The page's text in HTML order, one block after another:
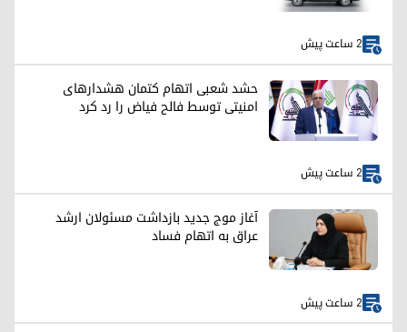
2 ساعت پیش
حشد شعبی اتهام کتمان هشدارهای
امنیتی توسط فالح فیاض را رد کرد
2 ساعت پیش
آغاز موج جدید بازداشت مسئولان ارشد
عراق به اتهام فساد
2 ساعت پیش